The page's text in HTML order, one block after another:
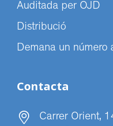
Auditada per OJD
Distribució
Demana un número
Contacta
Carrer Orient,